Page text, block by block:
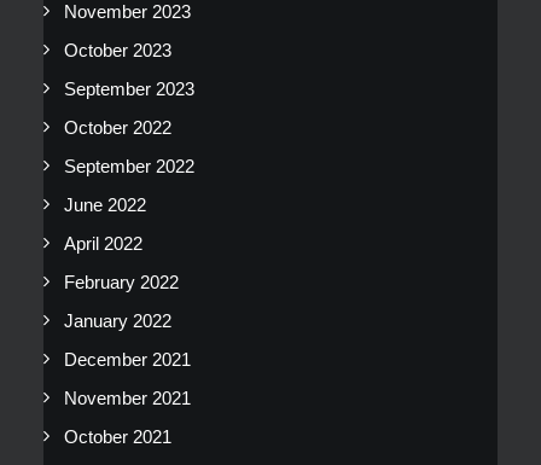
November 2023
October 2023
September 2023
October 2022
September 2022
June 2022
April 2022
February 2022
January 2022
December 2021
November 2021
October 2021